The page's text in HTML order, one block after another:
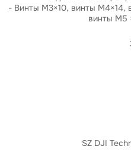
- Винты M3×10, винты M4×14,
винты M5
SZ DJI